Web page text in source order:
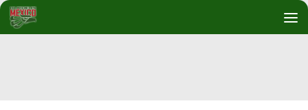
Debajo del contenido